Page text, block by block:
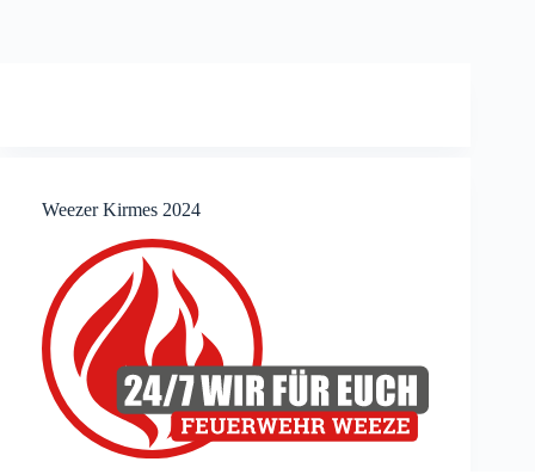
Weezer Kirmes 2024